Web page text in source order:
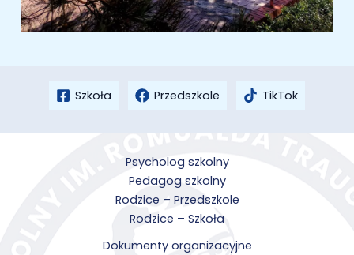
Szkoła Przedszkole TikTok
Psycholog szkolny
Pedagog szkolny
Rodzice – Przedszkole
Rodzice – Szkoła
Dokumenty organizacyjne